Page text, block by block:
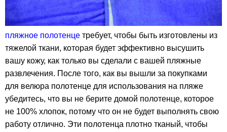
пляжное полотенце требует, чтобы быть изготовлены из
тяжелой ткани, которая будет эффективно высушить
вашу кожу, как только вы сделали с вашей пляжные
развлечения. После того, как вы вышли за покупками
для велюра полотенце для использования на пляже
убедитесь, что вы не берите домой полотенце, которое
не 100% хлопок, потому что он не будет выполнять свою
работу отлично. Эти полотенца плотно тканый, чтобы